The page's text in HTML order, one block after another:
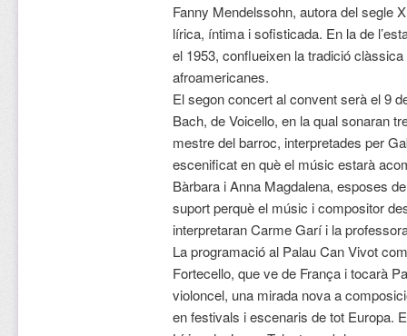
Fanny Mendelssohn, autora del segle
lírica, íntima i sofisticada. En la de
el 1953, conflueixen la tradició
afroamericanes.
El segon concert al convent serà el 9
Bach, de Voicello, en la qual sonaran
mestre del barroc, interpretades per
escenificat en què el músic estarà
Bàrbara i Anna Magdalena, esposes
suport perquè el músic i compositor
interpretaran Carme Garí i la
La programació al Palau Can Vivot
Fortecello, que ve de França i tocarà
violoncel, una mirada nova a
en festivals i escenaris de tot Europa.